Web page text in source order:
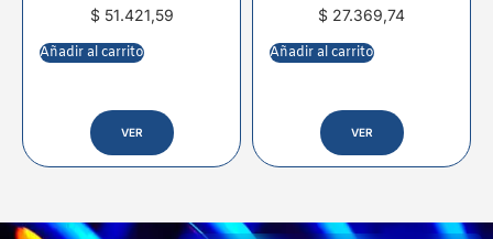
$51.421,59
Añadir al carrito
VER
$ 27.369,74
Añadir al carrito
VER